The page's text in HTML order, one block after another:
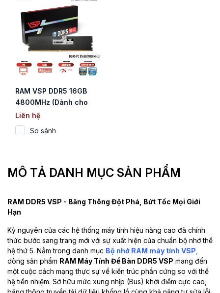
RAM VSP DDR5 16GB
4800MHz (Dành cho
PC / Chỉ hỗ trợ CPU
Intel)
Liên hệ
So sánh
MÔ TẢ DANH MỤC SẢN PHẨM
RAM DDR5 VSP - Băng Thông Đột Phá, Bứt Tốc Mọi Giới
Hạn
Kỷ nguyên của các hệ thống máy tính hiệu năng cao đã chính
thức bước sang trang mới với sự xuất hiện của chuẩn bộ nhớ thế
hệ thứ 5. Nằm trong danh mục Bộ nhớ RAM máy tính VSP
dòng sản phẩm RAM Máy Tính Để Bàn DDR5 VSP mang đến
một cuộc cách mạng thực sự về kiến trúc phần cứng so với thế
hệ tiền nhiệm. Sở hữu mức xung nhịp (Bus) khởi điểm cực cao,